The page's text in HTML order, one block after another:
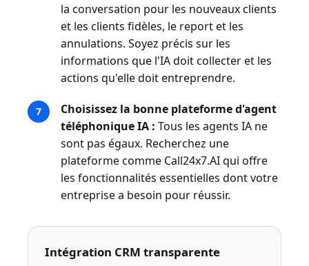
la conversation pour les nouveaux clients
et les clients fidèles, le report et les
annulations. Soyez précis sur les
informations que l'IA doit collecter et les
actions qu'elle doit entreprendre.
Choisissez la bonne plateforme d'agent
téléphonique IA : Tous les agents IA ne
sont pas égaux. Recherchez une
plateforme comme Call24x7.AI qui offre
les fonctionnalités essentielles dont votre
entreprise a besoin pour réussir.
Intégration CRM transparente